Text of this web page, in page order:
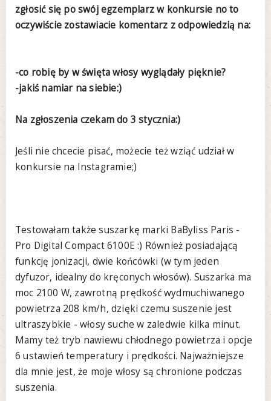
zgłosić się po swój egzemplarz w konkursie no to
oczywiście zostawiacie komentarz z odpowiedzią na:
-co robię by w święta włosy wyglądały pięknie?
-jakiś namiar na siebie:)
Na zgłoszenia czekam do 3 stycznia:)
Jeśli nie chcecie pisać, możecie też wziąć udział w
konkursie na Instagramie;)
Testowałam także suszarkę marki BaByliss Paris -
Pro Digital Compact 6100E :) Również posiadającą
funkcję jonizacji, dwie końcówki (w tym jeden
dyfuzor, idealny do kręconych włosów). Suszarka ma
moc 2100 W, zawrotną prędkość wydmuchiwanego
powietrza 208 km/h, dzięki czemu suszenie jest
ultraszybkie - włosy suche w zaledwie kilka minut.
Mamy też tryb nawiewu chłodnego powietrza i opcje
6 ustawień temperatury i prędkości. Najważniejsze
dla mnie jest, że moje włosy są chronione podczas
suszenia.